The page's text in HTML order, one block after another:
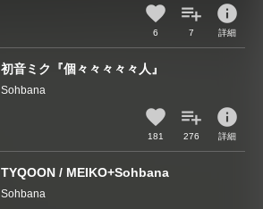
6 7
info
詳細
初音ミク『個々々々々々人』
Sohbana
181 276
info
詳細
TYQOON / MEIKO+Sohbana
Sohbana